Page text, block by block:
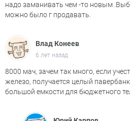
надо заманивать чем -то новым
можно было г продавать.
Влад Конеев
6 лет назад
8000 мач, зачем так много, если
железо, получается целый
большой емкости для бюджетного